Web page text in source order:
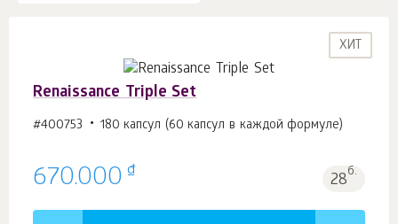
ХИТ
Renaissance Triple Set
#400753 180 капсул (60 капсул в каждой формуле)
670.000 ₫ 28б.